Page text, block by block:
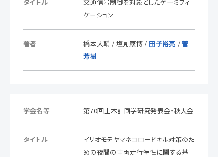
タイトル
交通信号制御を対象としたゲーミフィ
ケーション
著者 橋本大輔 / 塩見康博 / 田子裕亮 /菅
芳樹
学会名等 第70回土木計画学研究発表会・秋大会
タイトル
イリオモテヤマネコロードキル対策のた
めの夜間の車両走行特性に関する基